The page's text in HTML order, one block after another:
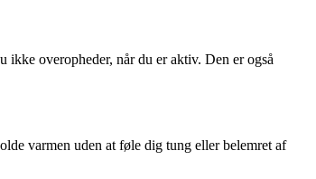
overopheder, når du er aktiv. Den er også
varmen uden at føle dig tung eller belemret af